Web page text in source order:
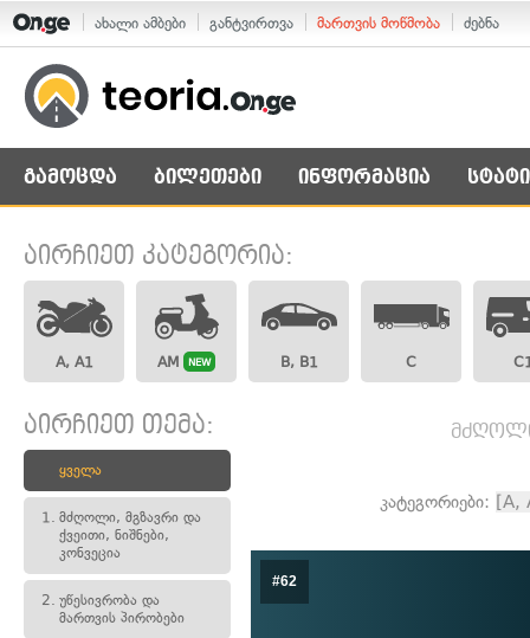
ახალი ამბები განტვირთვა მართვის მოწმობა ძებნა
გამოცდა ბილეთები ინფორმაცია
აირჩიეთ კატეგორია:
A, A1 AM NEW B, B1 C
აირჩიეთ თემა:
ყველა
1. მძღოლი, მგზავრი და
ქვეითი, ნიშნები,
კონვეცია
2. უწესივრობა და
მართვის პირობები
კატეგორიები: [A,
#62